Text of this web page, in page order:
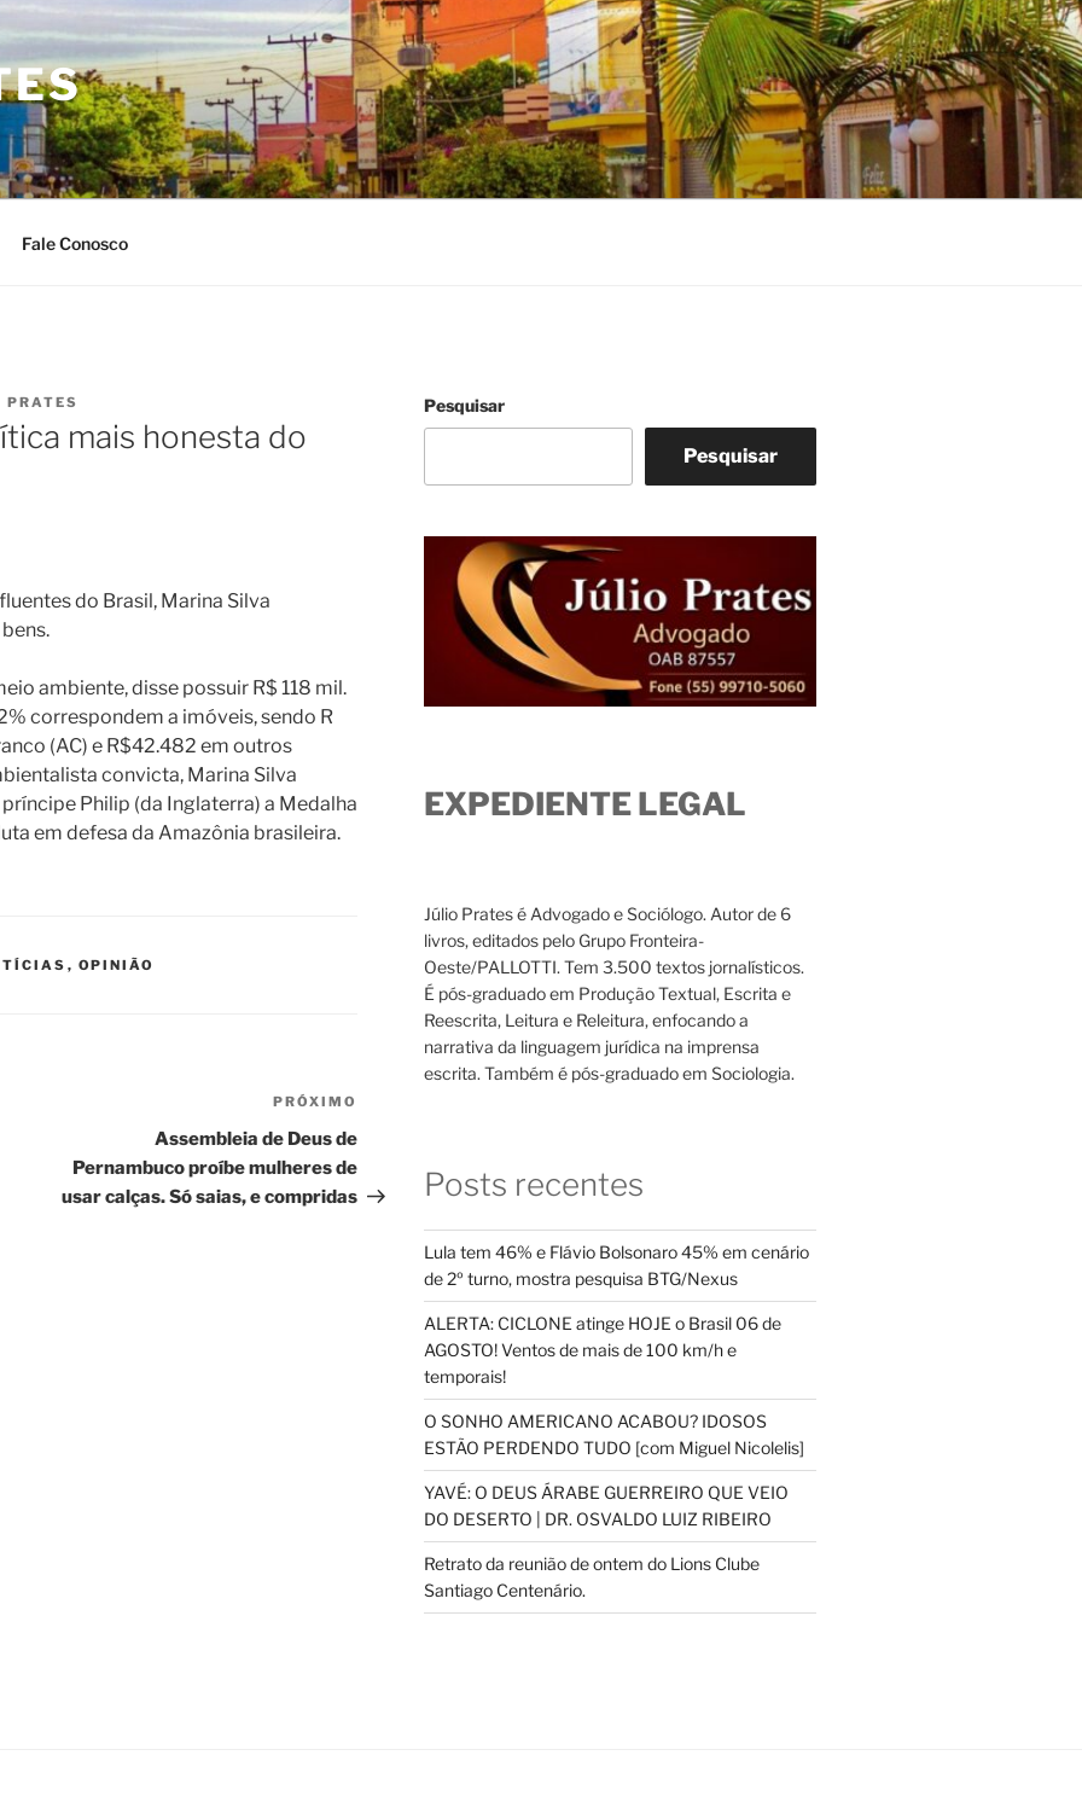
Fale Conosco
PRATES
mais honesta do
do Brasil, Marina Silva
ambiente, disse possuir R$ 118 mil.
correspondem a imóveis, sendo R
(AC) e R$42.482 em outros
convicta, Marina Silva
Philip (da Inglaterra) a Medalha
em defesa da Amazônia brasileira.
, OPINIÃO
post
PRÓXIMO
Assembleia de Deus de
Pernambuco proíbe mulheres de
usar calças. Só saias, e compridas
Pesquisar
Pesquisar
EXPEDIENTE LEGAL
Júlio Prates é Advogado e Sociólogo. Autor de 6
livros, editados pelo Grupo Fronteira-
Oeste/PALLOTTI. Tem 3.500 textos jornalísticos.
É pós-graduado em Produção Textual, Escrita e
Reescrita, Leitura e Releitura, enfocando a
narrativa da linguagem jurídica na imprensa
escrita. Também é pós-graduado em Sociologia.
Posts recentes
Lula tem 46% e Flávio Bolsonaro 45% em cenário
de 2º turno, mostra pesquisa BTG/Nexus
ALERTA: CICLONE atinge HOJE o Brasil 06 de
AGOSTO! Ventos de mais de 100 km/h e
temporais!
O SONHO AMERICANO ACABOU? IDOSOS
ESTÃO PERDENDO TUDO [com Miguel Nicolelis]
YAVÉ: O DEUS ÁRABE GUERREIRO QUE VEIO
DO DESERTO | DR. OSVALDO LUIZ RIBEIRO
Retrato da reunião de ontem do Lions Clube
Santiago Centenário.